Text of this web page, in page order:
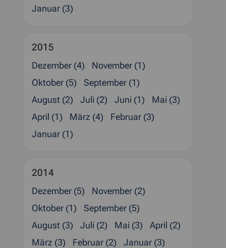
Januar (3)
2015
Dezember (4)
November (1)
Oktober (5)
September (1)
August (2)
Juli (2) Juni (1)
Mai (3)
April (1)
März (4)
Februar (3)
Januar (1)
2014
Dezember (5)
November (2)
Oktober (1)
September (5)
August (3)
Juli (2) Mai (3)
April (2)
März (3)
Februar (2) Januar (3)